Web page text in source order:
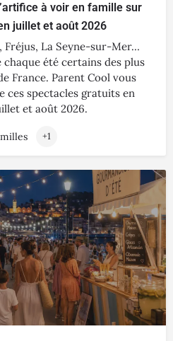
à voir en famille sur
juillet et août 2026
Fréjus, La Seyne-sur-Mer…
été certains des plus
France. Parent Cool vous
ces spectacles gratuits en
et août 2026.
+1